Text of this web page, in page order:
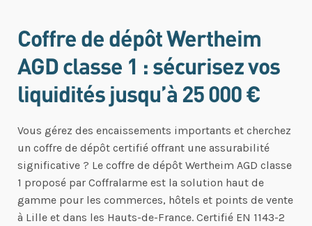
Coffre de dépôt Wertheim
AGD classe 1 : sécurisez vos
liquidités jusqu’à 25 000 €
Vous gérez des encaissements importants et cherchez
un coffre de dépôt certifié offrant une assurabilité
significative ? Le coffre de dépôt Wertheim AGD classe
1 proposé par Coffralarme est la solution haut de
gamme pour les commerces, hôtels et points de vente
à Lille et dans les Hauts-de-France. Certifié EN 1143-2